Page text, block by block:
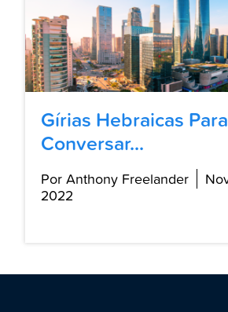
Gírias Hebraicas Para
Conversar...
Por Anthony Freelander
2022